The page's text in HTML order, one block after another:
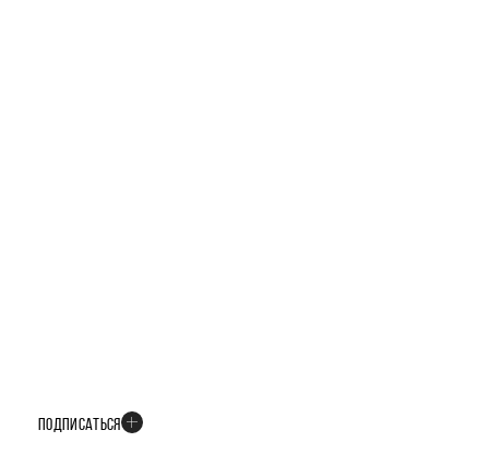
ПОДПИСАТЬСЯ